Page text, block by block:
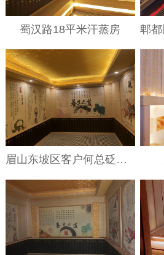
蜀汉路18平米汗蒸房
眉山东坡区客户何总砭石汗蒸房完工